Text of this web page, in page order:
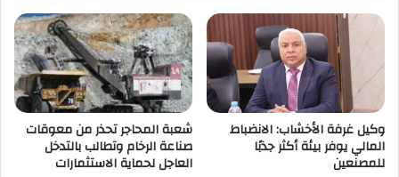
الوزراء
وكيل غرفة الأخشاب: الانضباط
المالي يوفر بيئة أكثر جذبًا
للمصنعين
شعبة المحاجر تحذر من معوقات
صناعة الرخام وتطالب بالتدخل
العاجل لحماية الاستثمارات